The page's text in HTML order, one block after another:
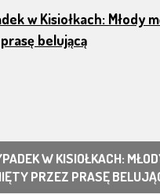
W KISIOŁKACH:
PRZEZ PRASĘ